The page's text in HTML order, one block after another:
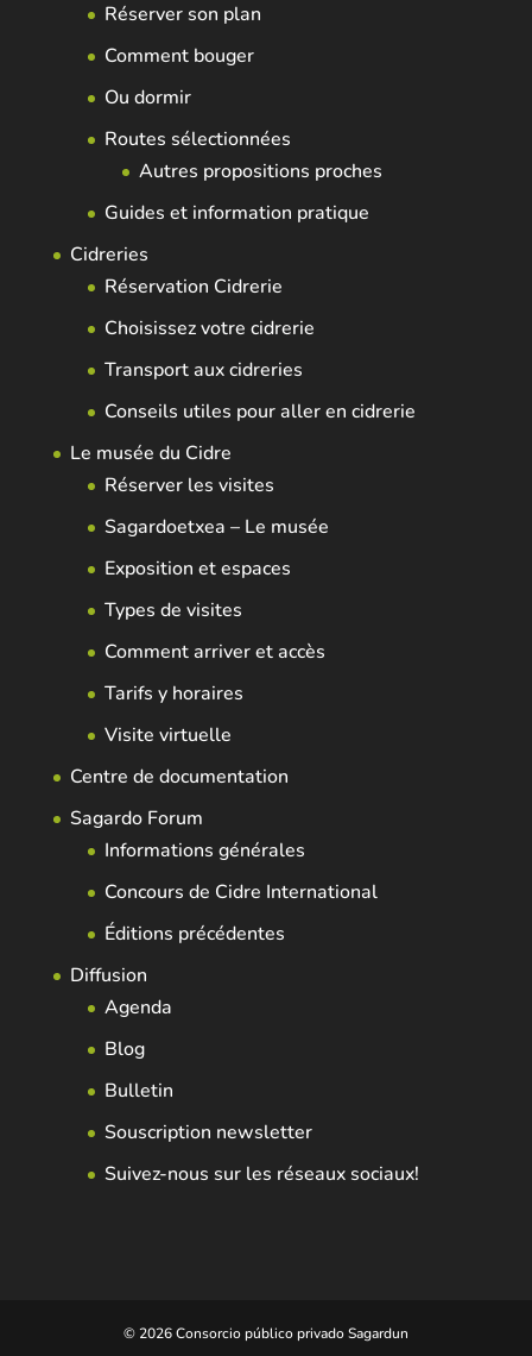
Réserver son plan
Comment bouger
Ou dormir
Routes sélectionnées
Autres propositions proches
Guides et information pratique
Cidreries
Réservation Cidrerie
Choisissez votre cidrerie
Transport aux cidreries
Conseils utiles pour aller en cidrerie
Le musée du Cidre
Réserver les visites
Sagardoetxea – Le musée
Exposition et espaces
Types de visites
Comment arriver et accès
Tarifs y horaires
Visite virtuelle
Centre de documentation
Sagardo Forum
Informations générales
Concours de Cidre International
Éditions précédentes
Diffusion
Agenda
Blog
Bulletin
Souscription newsletter
Suivez-nous sur les réseaux sociaux!
© 2026 Consorcio público privado Sagardun